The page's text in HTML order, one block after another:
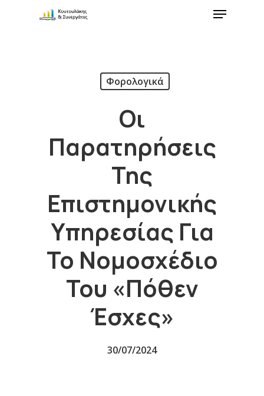
Φορολογικά
Οι
Παρατηρήσεις
Της
Επιστημονικής
Υπηρεσίας Για
Το Νομοσχέδιο
Του «πόθεν
Έσχες»
30/07/2024